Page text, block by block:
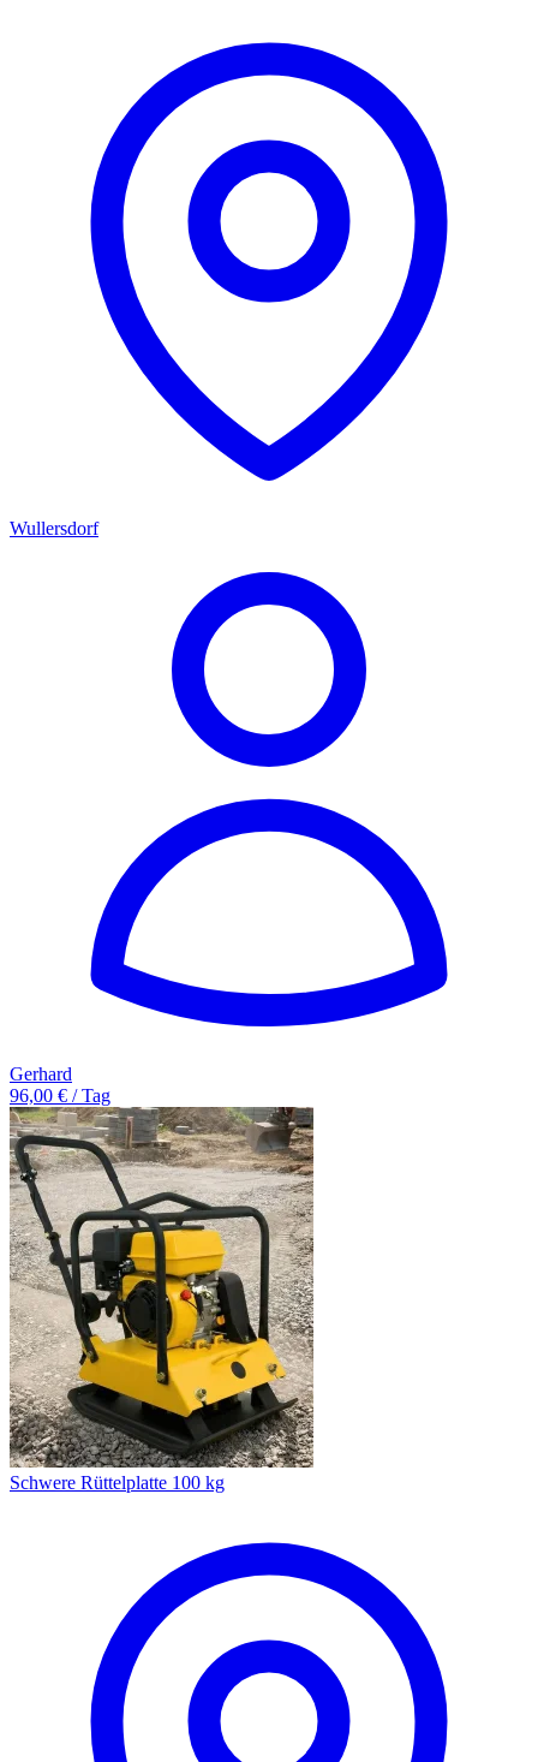
Wullersdorf
Gerhard
96,00 € / Tag
Schwere Rüttelplatte 100 kg